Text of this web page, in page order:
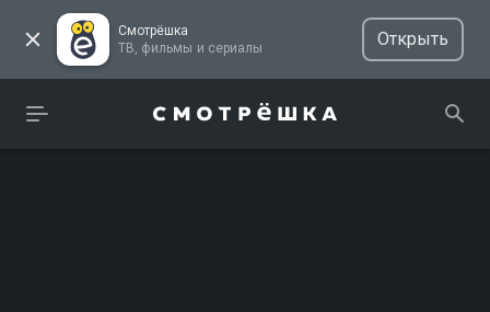
Смотрёшка
ТВ, фильмы и сериалы
Открыть